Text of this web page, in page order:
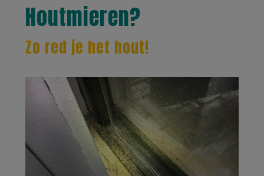
Houtmieren?
Zo red je het hout!